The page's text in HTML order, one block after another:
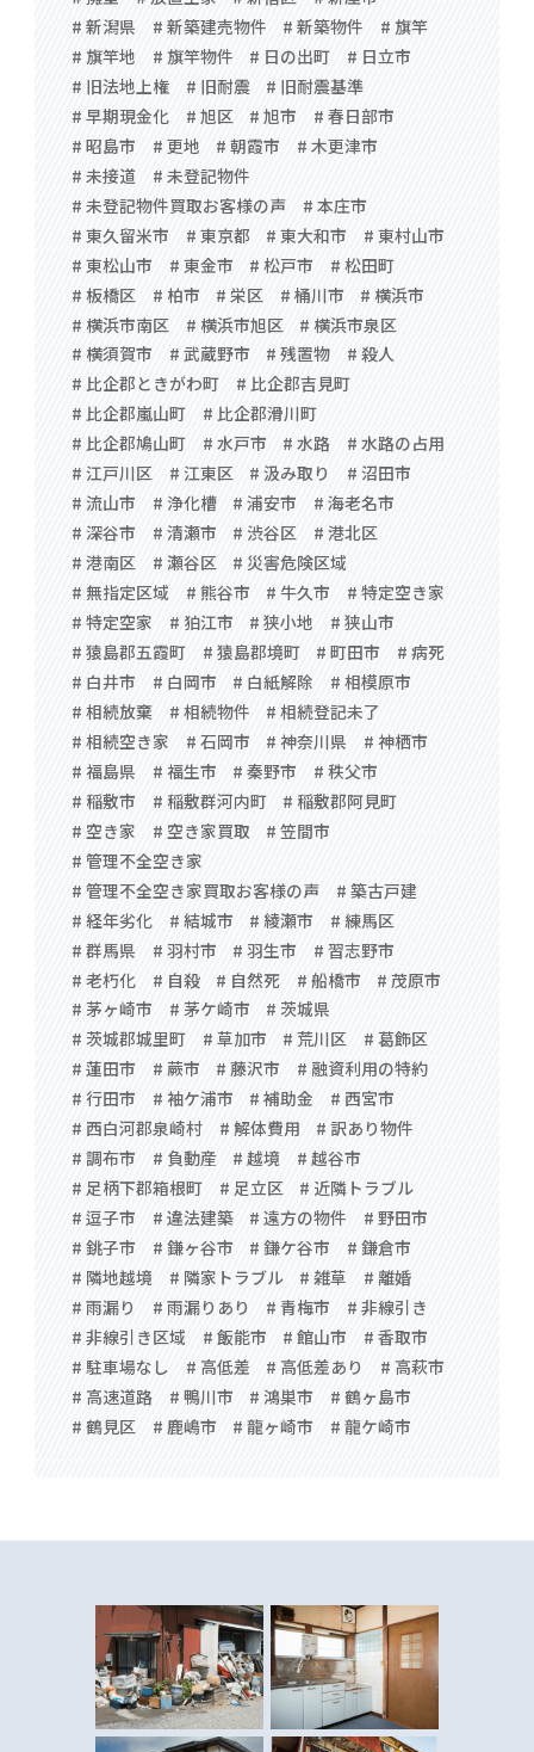
# 新潟県
# 新築建売物件 # 新築物件
# 旗竿
# 旗竿地
# 旗竿物件 # 日の出町
# 日立市
# 旧法地上権
# 旧耐震
# 旧耐震基準
# 早期現金化
# 旭区 # 旭市
# 春日部市
# 昭島市
# 更地 # 朝霞市
# 木更津市
# 未接道
# 未登記物件
# 未登記物件買取お客様の声
# 本庄市
# 東久留米市
# 東京都 # 東大和市
# 東村山市
# 東松山市
# 東金市 # 松戸市
# 松田町
# 板橋区
# 柏市 # 栄区 # 桶川市
# 横浜市
# 横浜市南区
# 横浜市旭区
# 横浜市泉区
# 横須賀市
# 武蔵野市 # 残置物
# 殺人
# 比企郡ときがわ町
# 比企郡吉見町
# 比企郡嵐山町
# 比企郡滑川町
# 比企郡鳩山町
# 水戸市 # 水路
# 水路の占用
# 江戸川区
# 江東区 # 汲み取り
# 沼田市
# 流山市
# 浄化槽 # 浦安市
# 海老名市
# 深谷市
# 清瀬市 # 渋谷区
# 港北区
# 港南区
# 瀬谷区
# 災害危険区域
# 無指定区域
# 熊谷市 # 牛久市
# 特定空き家
# 特定空家
# 狛江市 # 狭小地
# 狭山市
# 猿島郡五霞町
# 猿島郡境町 # 町田市
# 病死
# 白井市
# 白岡市 # 白紙解除
# 相模原市
# 相続放棄
# 相続物件
# 相続登記未了
# 相続空き家
# 石岡市 # 神奈川県
# 神栖市
# 福島県
# 福生市 # 秦野市
# 秩父市
# 稲敷市
# 稲敷群河内町
# 稲敷郡阿見町
# 空き家
# 空き家買取
# 笠間市
# 管理不全空き家
# 管理不全空き家買取お客様の声
# 築古戸建
# 経年劣化
# 結城市 # 綾瀬市
# 練馬区
# 群馬県
# 羽村市 # 羽生市
# 習志野市
# 老朽化
# 自殺 # 自然死 # 船橋市
# 茂原市
# 茅ヶ崎市
# 茅ケ崎市
# 茨城県
# 茨城郡城里町
# 草加市 # 荒川区
# 葛飾区
# 蓮田市
# 蕨市 # 藤沢市
# 融資利用の特約
# 行田市
# 袖ケ浦市 # 補助金
# 西宮市
# 西白河郡泉崎村
# 解体費用
# 訳あり物件
# 調布市
# 負動産 # 越境
# 越谷市
# 足柄下郡箱根町
# 足立区
# 近隣トラブル
# 逗子市
# 違法建築 # 遠方の物件
# 野田市
# 銚子市
# 鎌ヶ谷市 # 鎌ケ谷市
# 鎌倉市
# 隣地越境
# 隣家トラブル # 雑草
# 離婚
# 雨漏り
# 雨漏りあり # 青梅市
# 非線引き
# 非線引き区域
# 飯能市 # 館山市
# 香取市
# 駐車場なし
# 高低差 # 高低差あり
# 高萩市
# 高速道路
# 鴨川市 # 鴻巣市
# 鶴ヶ島市
# 鶴見区
# 鹿嶋市 # 龍ヶ崎市 # 龍ケ崎市